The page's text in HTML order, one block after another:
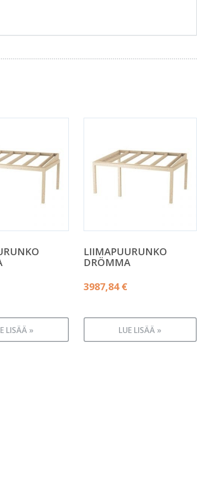
LISÄÄ »
LIIMAPUURUNKO
DRÖMMA
3987,84€
LUE LISÄÄ »